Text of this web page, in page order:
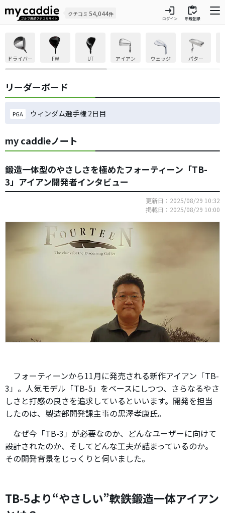
クチコミ 54,044件 login
ログイン
inventory
新規登録
ドライバー FW UT アイアン ウェッジ パター
リーダーボード
PGA ウィンダム選手権 2日目
my caddieノート
鍛造一体型のやさしさを極めたフォーティーン「TB-
3」アイアン開発者インタビュー
更新日：2025/08/29 10:32
掲載日：2025/08/29 10:00
フォーティーンから11月に発売される新作アイアン「TB-
3」。人気モデル「TB-5」をベースにしつつ、さらなるやさ
しさと打感の良さを追求しているといいます。開発を担当
したのは、製造部開発課主事の黒澤孝康氏。
なぜ今「TB-3」が必要なのか、どんなユーザーに向けて
設計されたのか、そしてどんな工夫が詰まっているのか。
その開発背景をじっくりと伺いました。
TB-5より“やさしい”軟鉄鍛造一体アイアン